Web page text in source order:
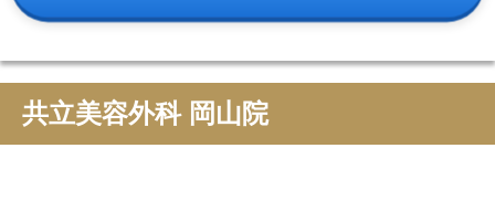
共立美容外科 岡山院